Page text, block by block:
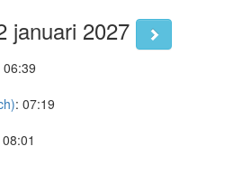
januari 2027
06:39
: 07:19
08:01